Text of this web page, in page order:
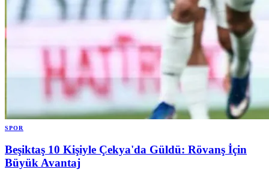
SPOR
Beşiktaş 10 Kişiyle Çekya'da Güldü: Rövanş İçin
Büyük Avantaj